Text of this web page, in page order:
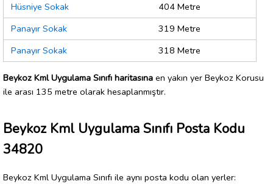
Hüsniye Sokak
404 Metre
Panayır Sokak
319 Metre
Panayır Sokak
318 Metre
Beykoz Kml Uygulama Sınıfı haritasına en yakın yer Beykoz Korusu
ile arası 135 metre olarak hesaplanmıştır.
Beykoz Kml Uygulama Sınıfı Posta Kodu
34820
Beykoz Kml Uygulama Sınıfı ile aynı posta kodu olan yerler: